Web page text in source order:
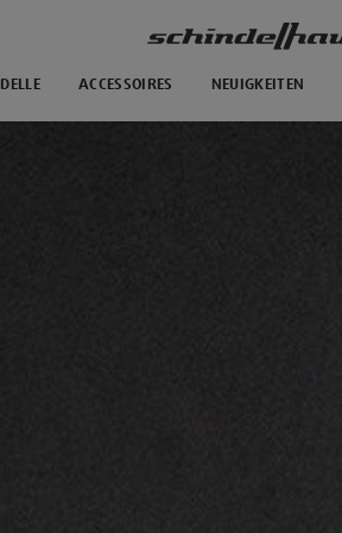
ACCESSOIRES NEUIGKEITEN